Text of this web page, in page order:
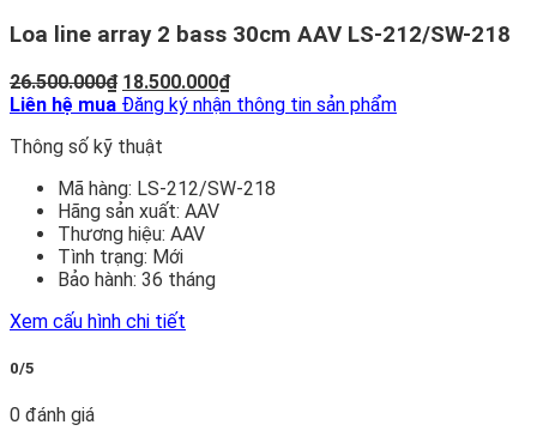
Loa line array 2 bass 30cm AAV LS-212/SW-218
26.500.000₫ Giá
gốc
26.500.000₫.
18.500.000₫Giá
hiện
Liên hệ mua Đăng ký nhận thông tin sản phẩm
Thông số kỹ thuật
Mã hàng: LS-212/SW-218
Hãng sản xuất: AAV
Thương hiệu: AAV
Tình trạng: Mới
Bảo hành: 36 tháng
Xem cấu hình chi tiết
0/5
0 đánh giá